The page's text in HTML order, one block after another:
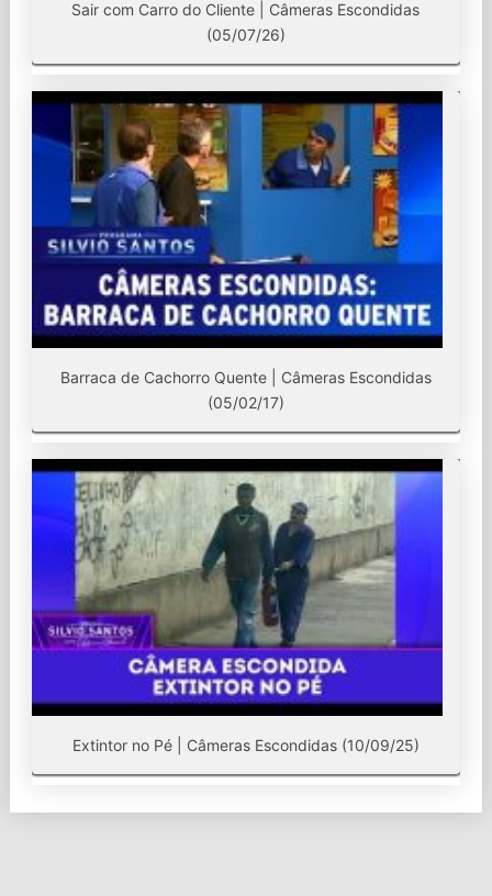
Sair com Carro do Cliente | Câmeras Escondidas
(05/07/26)
Barraca de Cachorro Quente | Câmeras Escondidas
(05/02/17)
Extintor no Pé | Câmeras Escondidas (10/09/25)